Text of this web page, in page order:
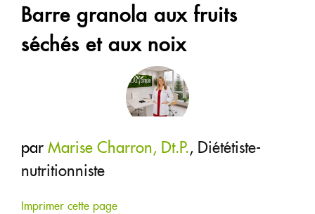
Barre granola aux fruits
séchés et aux noix
par Marise Charron, Dt.P., Diététiste-
nutritionniste
Imprimer cette page
À PROPOS
CARRIÈRES
RECETTES
BOUTIQUE